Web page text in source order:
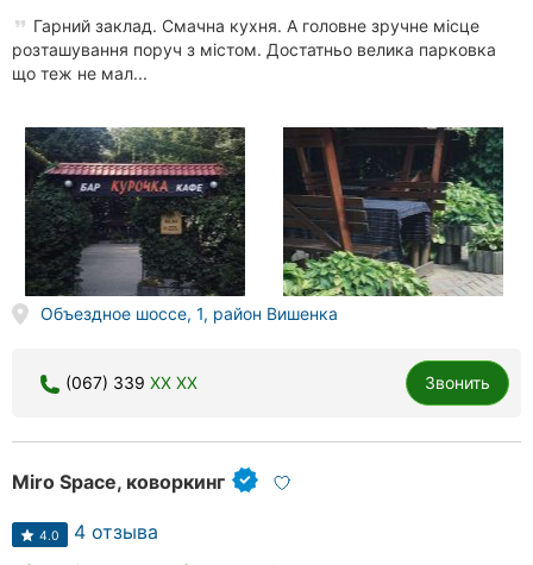
Гарний заклад. Смачна кухня. А головне зручне місце
розташування поруч з містом. Достатньо велика парковка
що теж не мал...
Объездное шоссе, 1, район Вишенка
(067) 339 XX XX Звонить
Miro Space, коворкинг
4.0 4 отзыва